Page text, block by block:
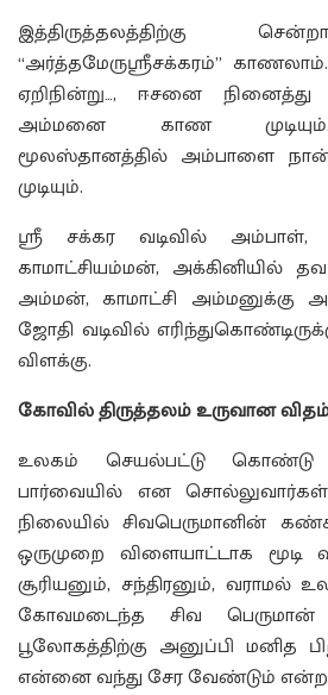
இத்திருத்தலத்திற்கு
“அர்த்தமேருஸ்ரீசக்கரம்”
ஏறிநின்று…, ஈசனை
அம்மனை காண
மூலஸ்தானத்தில் அம்பாளை
முடியும்.
ஸ்ரீ சக்கர வடிவில்
காமாட்சியம்மன், அக்கினியில்
அம்மன், காமாட்சி அம்மனுக்கு
ஜோதி வடிவில்
விளக்கு.
கோவில் திருத்தலம் உருவான
உலகம் செயல்பட்டு கொண்டு
பார்வையில் என சொல்லுவார்கள்
நிலையில் சிவபெருமானின்
ஒருமுறை விளையாட்டாக மூடி
சூரியனும், சந்திரனும், வராமல்
கோவமடைந்த சிவ பெருமான்
பூலோகத்திற்கு அனுப்பி மனித
என்னை வந்து சேர வேண்டும் என்ற